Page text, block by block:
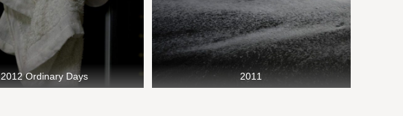
2012 Ordinary Days 2011